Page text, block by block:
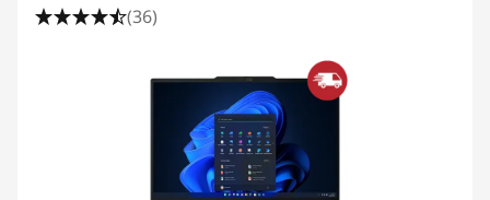
(36)